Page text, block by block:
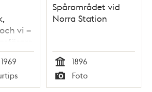
vi –
och
Spårområdet vid
Norra Station
Tid
1896
Typ
Foto